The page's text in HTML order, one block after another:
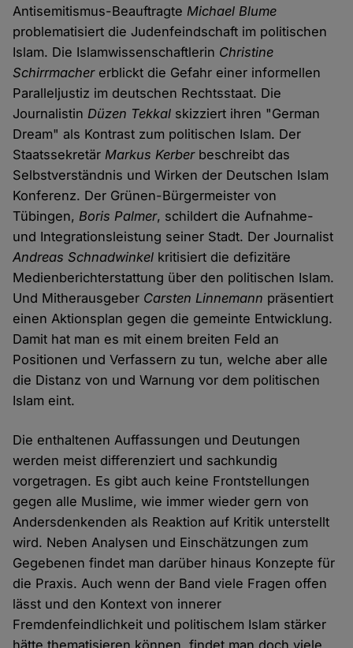
Antisemitismus-BeauftragteMichael Blume
problematisiert die Judenfeindschaft im politischen
Islam. Die Islamwissenschaftlerin Christine
Schirrmachererblickt die Gefahr einer informellen
Paralleljustiz im deutschen Rechtsstaat. Die
JournalistinDüzen Tekkal skizziert ihren "German
Dream" als Kontrast zum politischen Islam. Der
StaatssekretärMarkus Kerberbeschreibt das
Selbstverständnis und Wirken der Deutschen Islam
Konferenz. Der Grünen-Bürgermeister von
Tübingen,Boris Palmer, schildert die Aufnahme-
und Integrationsleistung seiner Stadt. Der Journalist
Andreas Schnadwinkel kritisiert die defizitäre
Medienberichterstattung über den politischen Islam.
Und Mitherausgeber Carsten Linnemann präsentiert
einen Aktionsplan gegen die gemeinte Entwicklung.
Damit hat man es mit einem breiten Feld an
Positionen und Verfassern zu tun, welche aber alle
die Distanz von und Warnung vor dem politischen
Islam eint.
Die enthaltenen Auffassungen und Deutungen
werden meist differenziert und sachkundig
vorgetragen. Es gibt auch keine Frontstellungen
gegen alle Muslime, wie immer wieder gern von
Andersdenkenden als Reaktion auf Kritik unterstellt
wird. Neben Analysen und Einschätzungen zum
Gegebenen findet man darüber hinaus Konzepte für
die Praxis. Auch wenn der Band viele Fragen offen
lässt und den Kontext von innerer
Fremdenfeindlichkeit und politischem Islam stärker